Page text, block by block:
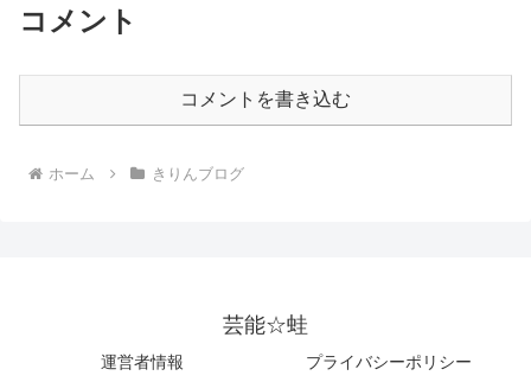
コメント
コメントを書き込む
ホーム きりんブログ
芸能☆蛙
運営者情報
プライバシーポリシー